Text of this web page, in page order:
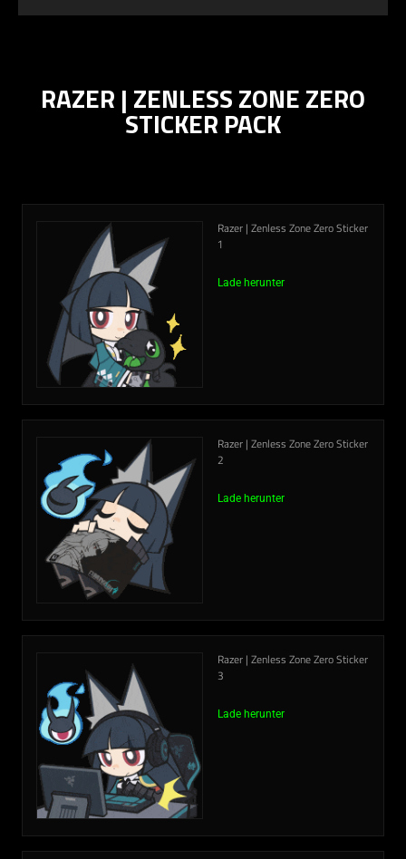
RAZER | ZENLESS ZONE ZERO
STICKER PACK
Razer | Zenless Zone Zero Sticker
1
Lade herunter
Razer | Zenless Zone Zero Sticker
2
Lade herunter
Razer | Zenless Zone Zero Sticker
3
Lade herunter